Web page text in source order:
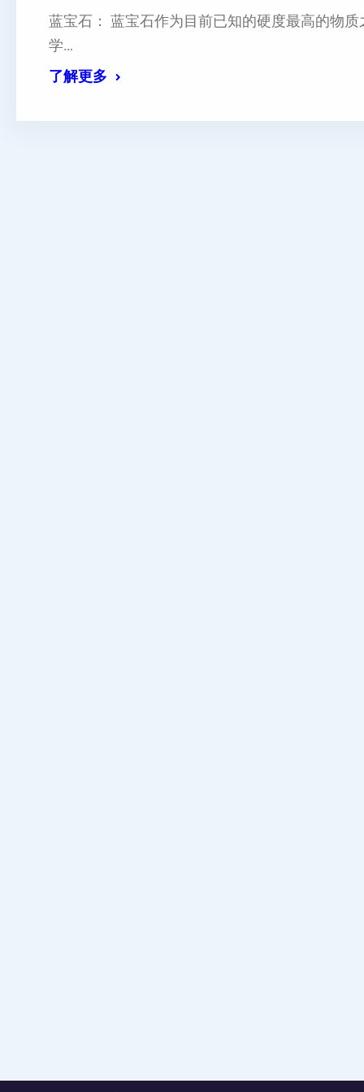
蓝宝石： 蓝宝石作为目前已知的硬度最高的物
学…
了解更多